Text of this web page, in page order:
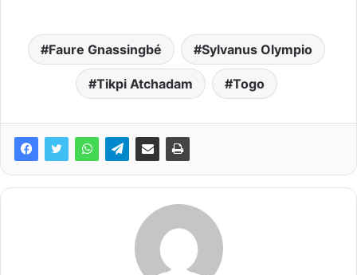
Faure Gnassingbé Sylvanus Olympio
Tikpi Atchadam Togo